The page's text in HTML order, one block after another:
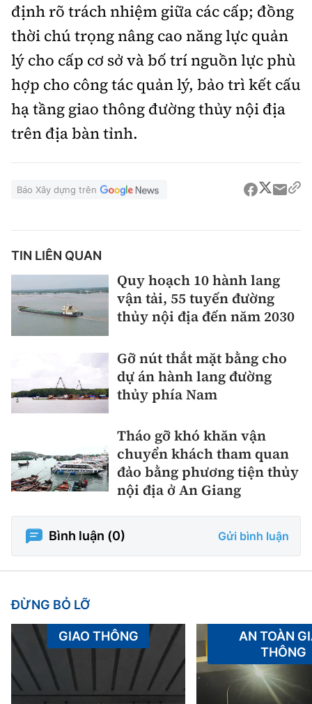
định rõ trách nhiệm giữa các cấp; đồng
thời chú trọng nâng cao năng lực quản
lý cho cấp cơ sở và bố trí nguồn lực phù
hợp cho công tác quản lý, bảo trì kết cấu
hạ tầng giao thông đường thủy nội địa
trên địa bàn tỉnh.
Báo Xây dựng trên
TIN LIÊN QUAN
Quy hoạch 10 hành lang
vận tải, 55 tuyến đường
thủy nội địa đến năm 2030
Gỡ nút thắt mặt bằng cho
dự án hành lang đường
thủy phía Nam
Tháo gỡ khó khăn vận
chuyển khách tham quan
đảo bằng phương tiện thủy
nội địa ở An Giang
Bình luận (0) Gửi bình luận
ĐỪNG BỎ LỠ
GIAO THÔNG
AN TOÀN
THÔNG